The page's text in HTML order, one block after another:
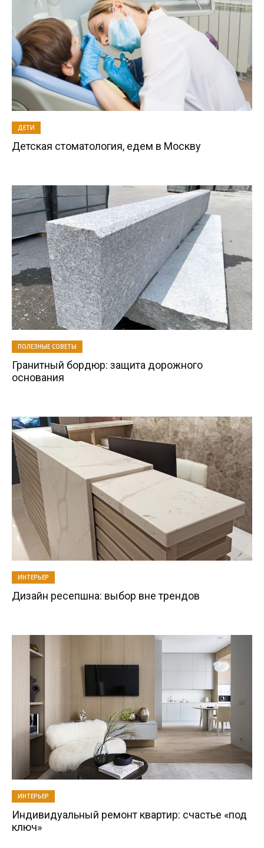
ДЕТИ
Детская стоматология, едем в Москву
ПОЛЕЗНЫЕ СОВЕТЫ
Гранитный бордюр: защита дорожного
основания
ИНТЕРЬЕР
Дизайн ресепшна: выбор вне трендов
ИНТЕРЬЕР
Индивидуальный ремонт квартир: счастье «под
ключ»